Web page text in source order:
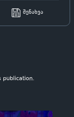
შენახვა
publication.